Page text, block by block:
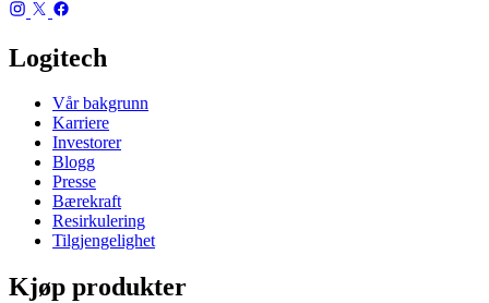
Logitech
Vår bakgrunn
Karriere
Investorer
Blogg
Presse
Bærekraft
Resirkulering
Tilgjengelighet
Kjøp produkter